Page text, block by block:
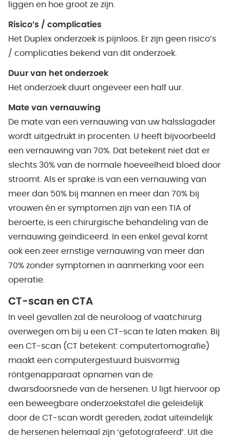
liggen en hoe groot ze zijn.
Risico’s / complicaties
Het Duplex onderzoek is pijnloos. Er zijn geen risico’s
/ complicaties bekend van dit onderzoek.
Duur van het onderzoek
Het onderzoek duurt ongeveer een half uur.
Mate van vernauwing
De mate van een vernauwing van uw halsslagader
wordt uitgedrukt in procenten. U heeft bijvoorbeeld
een vernauwing van 70%. Dat betekent niet dat er
slechts 30% van de normale hoeveelheid bloed door
stroomt. Als er sprake is van een vernauwing van
meer dan 50% bij mannen en meer dan 70% bij
vrouwen én er symptomen zijn van een TIA of
beroerte, is een chirurgische behandeling van de
vernauwing geïndiceerd. In een enkel geval komt
ook een zeer ernstige vernauwing van meer dan
70% zonder symptomen in aanmerking voor een
operatie.
CT-scan en CTA
In veel gevallen zal de neuroloog of vaatchirurg
overwegen om bij u een CT-scan te laten maken. Bij
een CT-scan (CT betekent: computertomografie)
maakt een computergestuurd buisvormig
röntgenapparaat opnamen van de
dwarsdoorsnede van de hersenen. U ligt hiervoor op
een beweegbare onderzoekstafel die geleidelijk
door de CT-scan wordt gereden, zodat uiteindelijk
de hersenen helemaal zijn ‘gefotografeerd’. Uit die